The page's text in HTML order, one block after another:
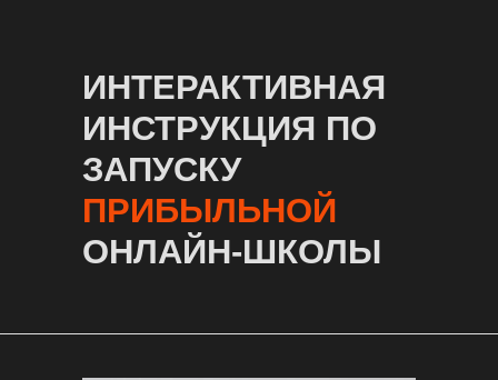
ИНТЕРАКТИВНАЯ
ИНСТРУКЦИЯ ПО
ЗАПУСКУ
ПРИБЫЛЬНОЙ
ОНЛАЙН-ШКОЛЫ